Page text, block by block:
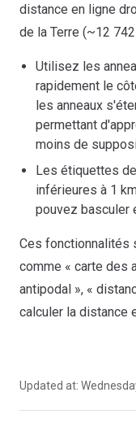
distance en ligne
de la Terre (~12
Utilisez les
rapidement le
les anneaux
permettant
moins de
Les étiquettes
inférieures à 1
pouvez basculer
Ces fonctionnalités
comme « carte des
antipodal », «
calculer la distance
Updated at: